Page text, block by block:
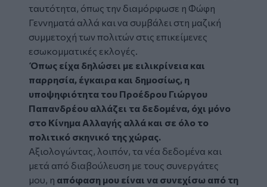
ταυτότητα, όπως την διαμόρφωσε η Φώφη
Γεννηματά αλλά και να συμβάλει στη μαζική
συμμετοχή των πολιτών στις επικείμενες
εσωκομματικές εκλογές.
Όπως είχα δηλώσει με ειλικρίνεια και
παρρησία, έγκαιρα και δημοσίως, η
υποψηφιότητα του Προέδρου Γιώργου
Παπανδρέου αλλάζει τα δεδομένα, όχι μόνο
στο Κίνημα Αλλαγής αλλά και σε όλο το
πολιτικό σκηνικό της χώρας.
Αξιολογώντας, λοιπόν, τα νέα δεδομένα και
μετά από διαβούλευση με τους συνεργάτες
μου, η απόφαση μου είναι να συνεχίσω από τη